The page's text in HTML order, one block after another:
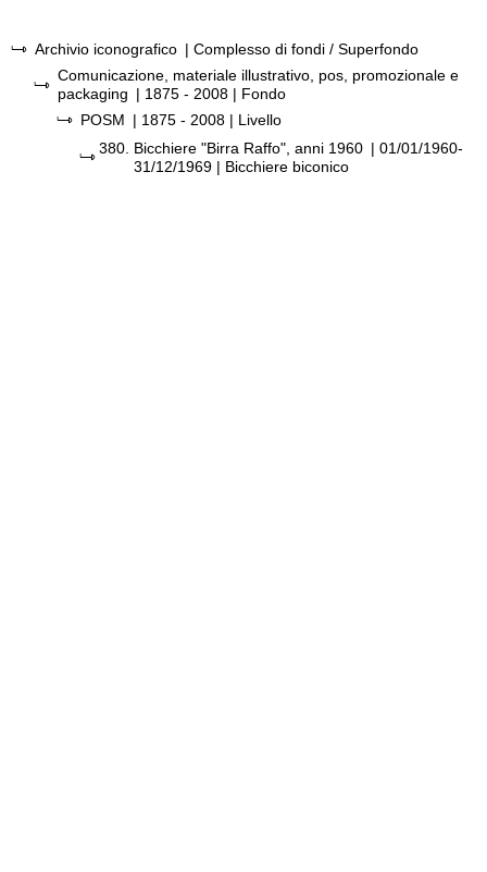
Archivio iconografico | Complesso di fondi / Superfondo
Comunicazione, materiale illustrativo, pos, promozionale e
packaging | 1875 - 2008 | Fondo
POSM | 1875 - 2008 | Livello
380. Bicchiere "Birra Raffo", anni 1960 | 01/01/1960-
31/12/1969 | Bicchiere biconico